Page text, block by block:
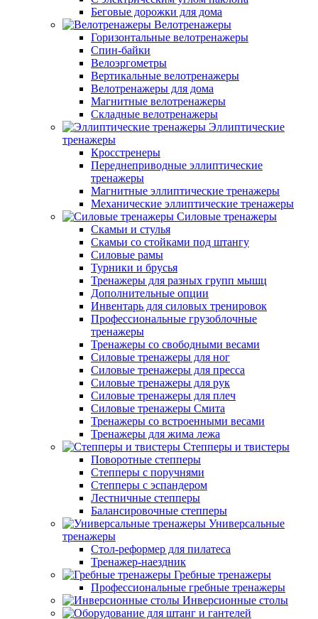
Беговые дорожки для дома
Велотренажеры
Горизонтальные велотренажеры
Спин-байки
Велоэргометры
Вертикальные велотренажеры
Велотренажеры для дома
Магнитные велотренажеры
Складные велотренажеры
Эллиптические
тренажеры
Кросстренеры
Переднеприводные эллиптические
тренажеры
Магнитные эллиптические тренажеры
Механические эллиптические тренажеры
Силовые тренажеры
Скамьи и стулья
Скамьи со стойками под штангу
Силовые рамы
Турники и брусья
Тренажеры для разных групп мышц
Дополнительные опции
Инвентарь для силовых тренировок
Профессиональные грузоблочные
тренажеры
Тренажеры со свободными весами
Силовые тренажеры для ног
Силовые тренажеры для пресса
Силовые тренажеры для рук
Силовые тренажеры для плеч
Силовые тренажеры Смита
Тренажеры со встроенными весами
Тренажеры для жима лежа
Степперы и твистеры
Поворотные степперы
Степперы с поручнями
Степперы с эспандером
Лестничные степперы
Балансировочные степперы
Универсальные
тренажеры
Стол-реформер для пилатеса
Тренажер-наездник
Гребные тренажеры
Профессиональные гребные тренажеры
Инверсионные столы